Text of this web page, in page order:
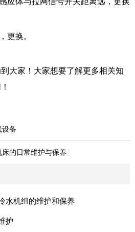
更换。
大家！大家想要了解更多相关知
设备
的日常维护与保养
水机组的维护和保养
护